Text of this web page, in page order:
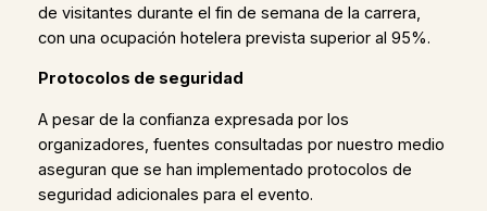
de visitantes durante el fin de semana de la carrera,
con una ocupación hotelera prevista superior al 95%.
Protocolos de seguridad
A pesar de la confianza expresada por los
organizadores, fuentes consultadas por nuestro medio
aseguran que se han implementado protocolos de
seguridad adicionales para el evento.